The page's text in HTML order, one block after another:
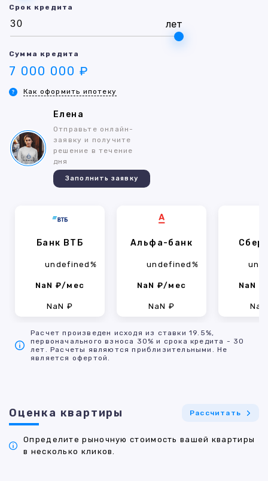
Срок кредита
лет
Сумма кредита
7 000 000 ₽
Как оформить ипотеку
Елена
Отправьте онлайн-
заявку и получите
решение в течение
дня
Заполнить заявку
Банк ВТБ
undefined%
NaN ₽/мес
NaN ₽
Альфа-банк
undefined%
NaN ₽/мес
NaN ₽
NaN
Расчет произведен исходя из ставки 19.5%,
первоначального взноса 30% и срока кредита - 30
лет. Расчеты являются приблизительными. Не
является офертой.
Оценка квартиры Рассчитать
Определите рыночную стоимость вашей квартиры
в несколько кликов.